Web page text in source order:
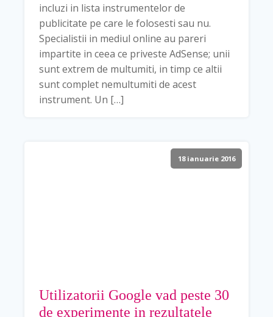
incluzi in lista instrumentelor de
publicitate pe care le folosesti sau nu.
Specialistii in mediul online au pareri
impartite in ceea ce priveste AdSense; unii
sunt extrem de multumiti, in timp ce altii
sunt complet nemultumiti de acest
instrument. Un […]
18 ianuarie 2016
Utilizatorii Google vad peste 30
de experimente in rezultatele